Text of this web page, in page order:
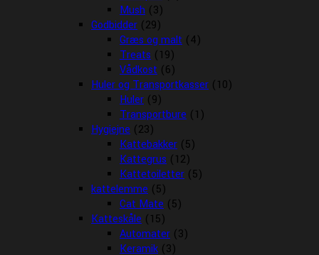
Mush (3)
Godbidder (29)
Græs og malt (4)
Treats (19)
Vådkost (6)
Huler og Transportkasser (10)
Huler (9)
Transportbure (1)
Hygiejne (23)
Kattebakker (5)
Kattegrus (12)
Kattetoiletter (5)
kattelemme (5)
Cat Mate (5)
Katteskåle (15)
Automater (3)
Keramik (3)